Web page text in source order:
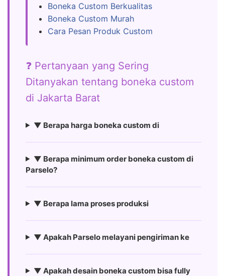
Boneka Custom Berkualitas
Boneka Custom Murah
Cara Pesan Produk Custom
❓ Pertanyaan yang Sering
Ditanyakan tentang boneka custom
di Jakarta Barat
▼ Berapa harga boneka custom di
▼ Berapa minimum order boneka custom di
Parselo?
▼ Berapa lama proses produksi
▼ Apakah Parselo melayani pengiriman ke
▼ Apakah desain boneka custom bisa fully